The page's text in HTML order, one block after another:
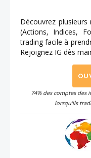
Découvrez
(Actions, Indices,
trading facile à
Rejoignez IG dès
74% des comptes des
lorsqu'ils